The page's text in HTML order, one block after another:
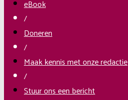
eBook
/
Doneren
/
Maak kennis met onze redactie
/
Stuur ons een bericht